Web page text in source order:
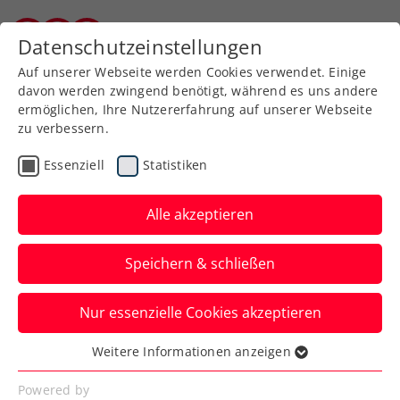
Aktuelle News
News filtern
Datenschutzeinstellungen
Auf unserer Webseite werden Cookies verwendet. Einige
davon werden zwingend benötigt, während es uns andere
ermöglichen, Ihre Nutzererfahrung auf unserer Webseite
zu verbessern.
Essenziell Statistiken
Alle akzeptieren
Speichern & schließen
Nur essenzielle Cookies akzeptieren
Essenziell
Essenzielle Cookies werden für grundlegende
Weitere Informationen anzeigen
Powered by